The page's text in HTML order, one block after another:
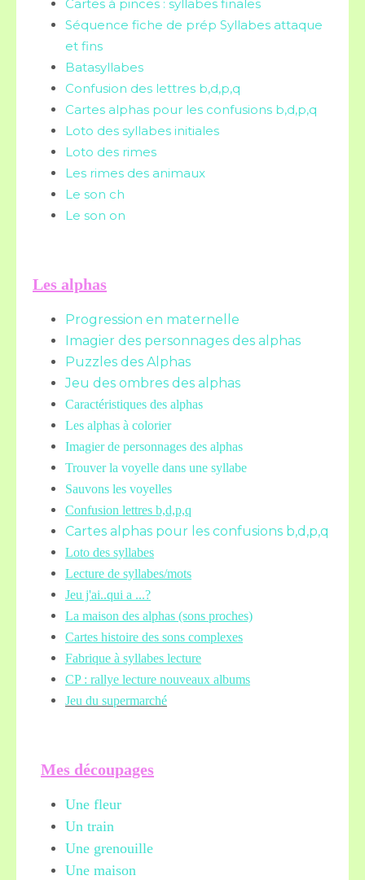
Cartes à pinces : syllabes finales
Séquence fiche de prép Syllabes attaque
et fins
Batasyllabes
Confusion des lettres b,d,p,q
Cartes alphas pour les confusions b,d,p,q
Loto des syllabes initiales
Loto des rimes
Les rimes des animaux
Le son ch
Le son on
Les alphas
Progression en maternelle
Imagier des personnages des alphas
Puzzles des Alphas
Jeu des ombres des alphas
Caractéristiques des alphas
Les alphas à colorier
Imagier de personnages des alphas
Trouver la voyelle dans une syllabe
Sauvons les voyelles
Confusion lettres b,d,p,q
Cartes alphas pour les confusions b,d,p,q
Loto des syllabes
Lecture de syllabes/mots
Jeu j'ai..qui a ...?
La maison des alphas (sons proches)
Cartes histoire des sons complexes
Fabrique à syllabes lecture
CP : rallye lecture nouveaux albums
Jeu du supermarché
Mes découpages
Une fleur
Un train
Une grenouille
Une maison